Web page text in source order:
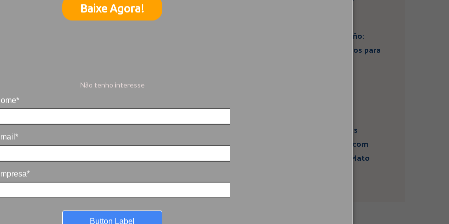
Baixe Agora!
Não tenho interesse
Button Label
Artigo: Super El Niño:
estamos preparados para
atividades sísmicas
fortalece diálogo com
comunidades em Mato